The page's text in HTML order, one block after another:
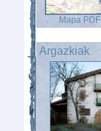
Mapa
Argazkiak